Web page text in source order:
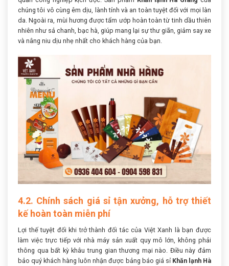
chúng tôi vô cùng êm dịu, lành tính và an toàn tuyệt đối với mọi làn
da. Ngoài ra, mùi hương được tẩm ướp hoàn toàn từ tinh dầu thiên
nhiên như sả chanh, bạc hà, giúp mang lại sự thư giãn, giảm say xe
và nâng niu dịu nhẹ nhất cho khách hàng của bạn.
4.2. Chính sách giá sỉ tận xưởng, hỗ trợ thiết
kế hoàn toàn miễn phí
Lợi thế tuyệt đối khi trở thành đối tác của Việt Xanh là bạn được
làm việc trực tiếp với nhà máy sản xuất quy mô lớn, không phải
thông qua bất kỳ khâu trung gian thương mại nào. Điều này đảm
bảo quý khách hàng luôn nhận được bảng báo giá sỉ Khăn lạnh Hà